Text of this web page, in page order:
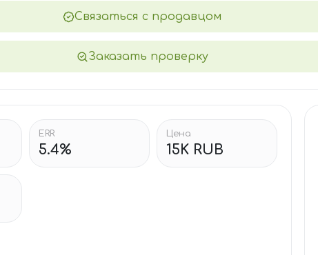
Связаться с продавцом
Заказать проверку
ERR
5.4%
Цена
15K RUB